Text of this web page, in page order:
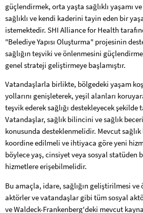
güçlendirmek, orta yaşta sağlıklı yaşamı ve
sağlıklı ve kendi kaderini tayin eden bir
istemektedir. SHI Alliance for Health
"Belediye Yapısı Oluşturma" projesinin
sağlığın teşviki ve önlenmesini
genel strateji geliştirmeye başlamıştır.
Vatandaşlarla birlikte, bölgedeki yaşam
yollarını genişleterek, yeşil alanları
teşvik ederek sağlığı destekleyecek şekilde
Vatandaşlar, sağlık bilincini ve sağlık
konusunda desteklenmelidir. Mevcut
koordine edilmeli ve ihtiyaca göre yeni
böylece yaş, cinsiyet veya sosyal statüden
hizmetlere erişebilmelidir.
Bu amaçla, idare, sağlığın geliştirilmesi ve
aktörler ve vatandaşlar gibi tüm sosyal
ve Waldeck-Frankenberg'deki mevcut